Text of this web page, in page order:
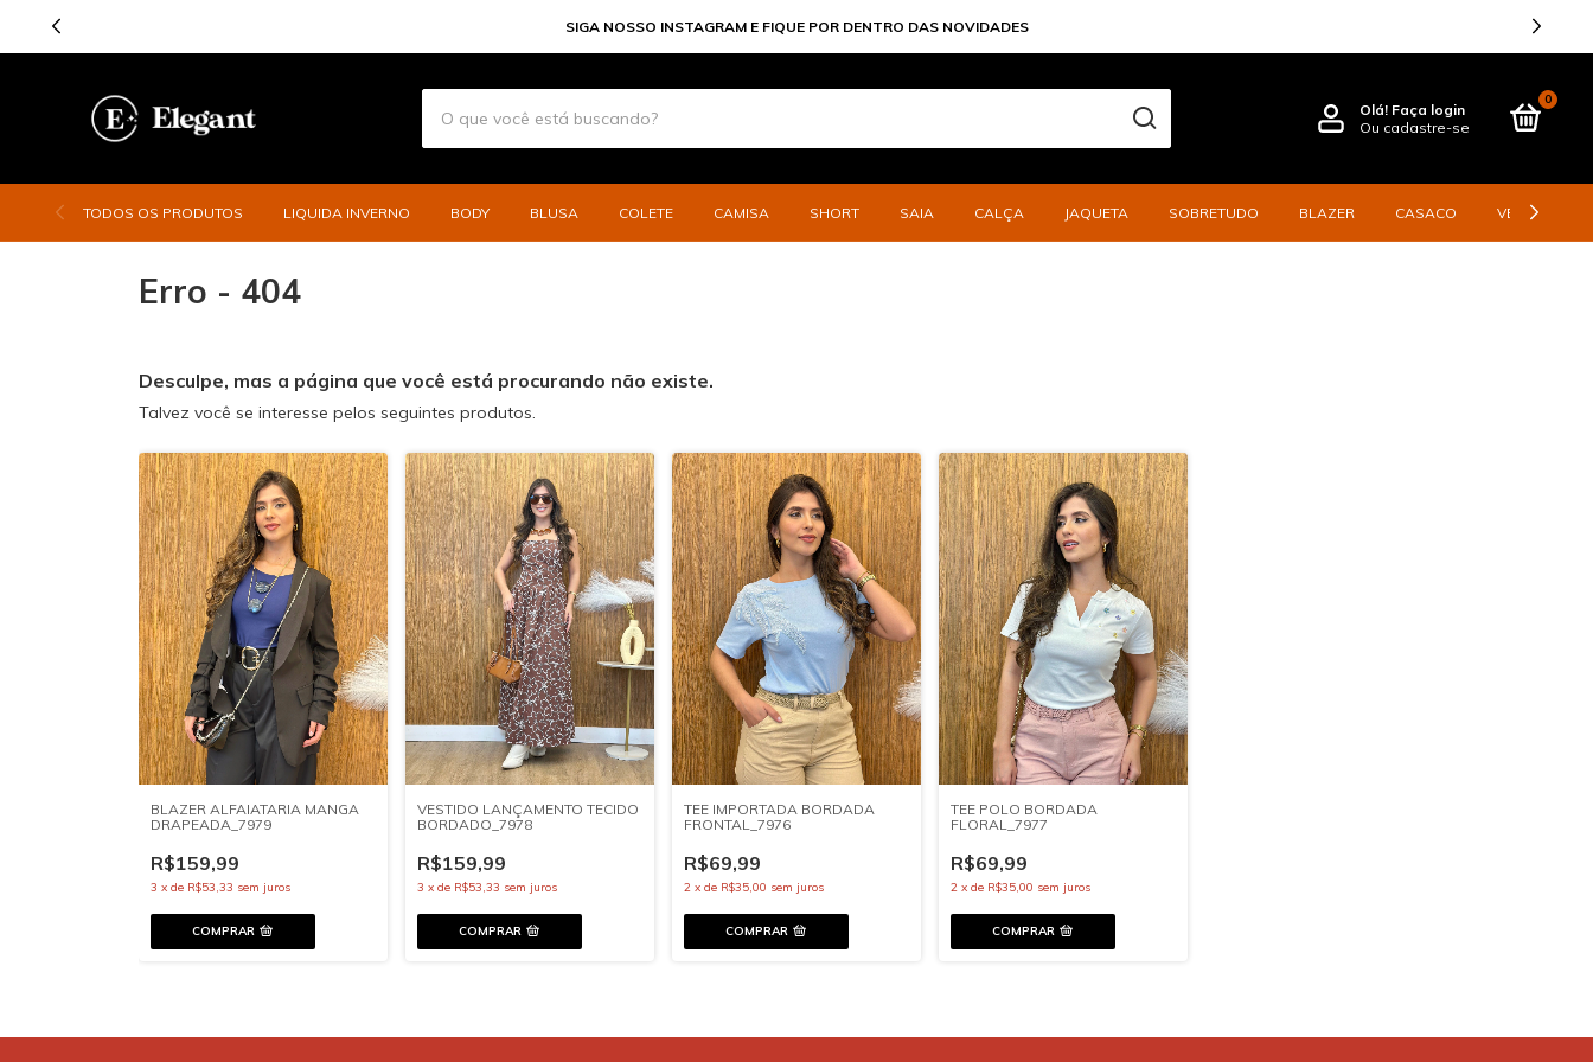
SIGA NOSSO INSTAGRAM E FIQUE POR DENTRO DAS NOVIDADES
Olá! Faça login
Ou cadastre-se
0
TODOS OS PRODUTOS LIQUIDA INVERNO BODY BLUSA COLETE CAMISA SHORT SAIA CALÇA JAQUETA SOBRETUDO BLAZER CASACO VESTIDO
Erro - 404
Desculpe, mas a página que você está procurando não existe.
Talvez você se interesse pelos seguintes produtos.
BLAZER ALFAIATARIA MANGA
DRAPEADA_7979
R$159,99
3 x de R$53,33 sem juros
COMPRAR
VESTIDO LANÇAMENTO TECIDO
BORDADO_7978
R$159,99
3 x de R$53,33 sem juros
COMPRAR
TEE IMPORTADA BORDADA
FRONTAL_7976
R$69,99
2 x de R$35,00 sem juros
COMPRAR
TEE POLO BORDADA
FLORAL_7977
R$69,99
2 x de R$35,00 sem juros
COMPRAR